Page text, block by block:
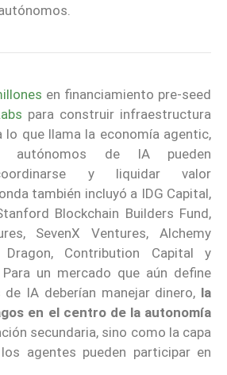
en financiamiento pre-seed
para construir infraestructura
lo que llama la economía agentic,
autónomos de IA pueden
y liquidar valor
también incluyó a IDG Capital,
Blockchain Builders Fund,
SevenX Ventures, Alchemy
Dragon, Contribution Capital y
un mercado que aún define
IA deberían manejar dinero, la
en el centro de la autonomía
secundaria, sino como la capa
agentes pueden participar en